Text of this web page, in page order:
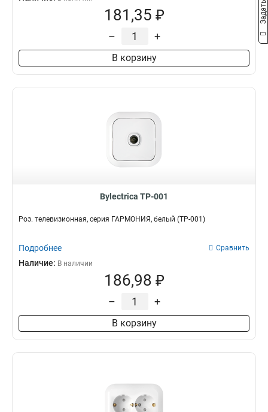
181,35 ₽
– +
В корзину
Bylectrica ТР-001
Роз. телевизионная, серия ГАРМОНИЯ, белый (ТР-001)
Подробнее Сравнить
Наличие: В наличии
186,98 ₽
– +
В корзину